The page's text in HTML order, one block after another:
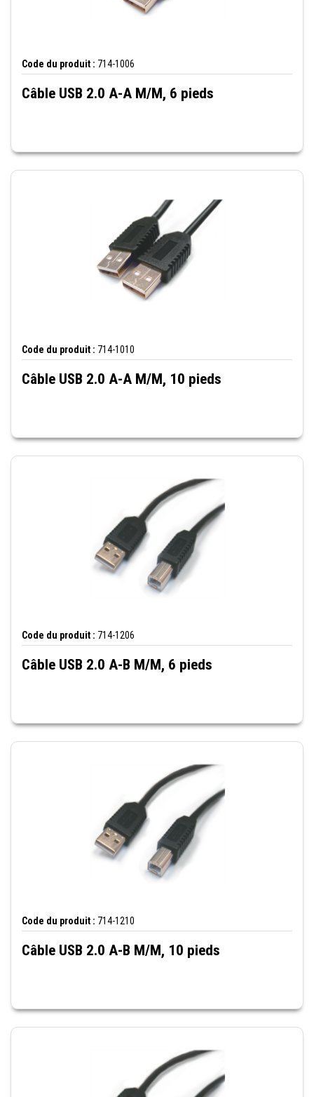
Code du produit : 714-1006
Câble USB 2.0 A-A M/M, 6 pieds
Code du produit : 714-1010
Câble USB 2.0 A-A M/M, 10 pieds
Code du produit : 714-1206
Câble USB 2.0 A-B M/M, 6 pieds
Code du produit : 714-1210
Câble USB 2.0 A-B M/M, 10 pieds